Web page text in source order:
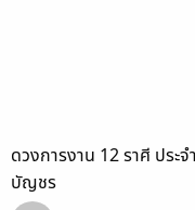
ดวงการงาน 12 ราศี ประ
บัญชร